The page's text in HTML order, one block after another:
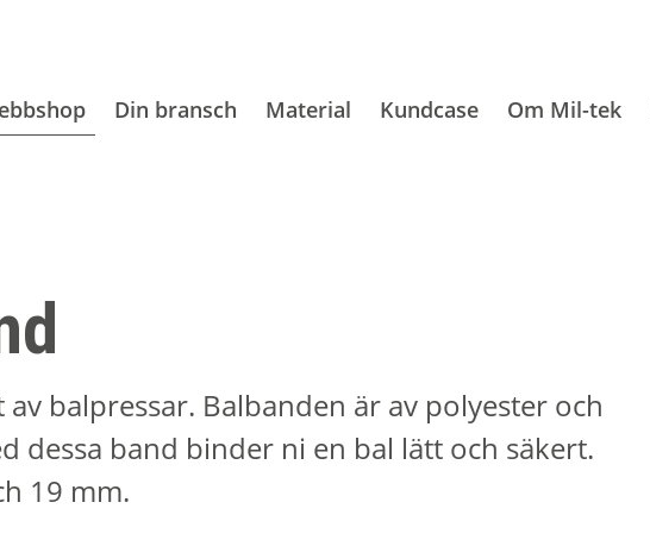
Din bransch Material Kundcase Om Mil-tek
balpressar. Balbanden är av polyester och
dessa band binder ni en bal lätt och säkert.
19 mm.